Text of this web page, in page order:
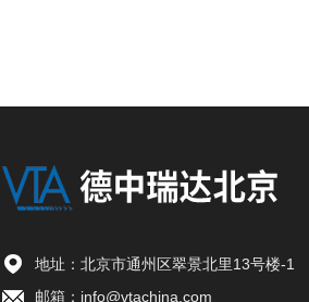
地址：北京市通州区翠景北里13号楼-1
邮箱：info@vtachina.com